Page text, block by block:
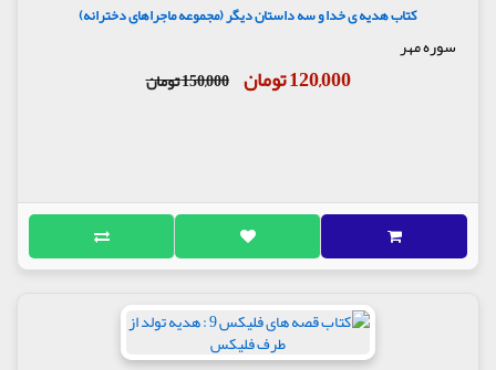
کتاب هدیه ی خدا و سه داستان دیگر (مجموعه ماجراهای دخترانه)
سوره مهر
120,000 تومان 150,000 تومان